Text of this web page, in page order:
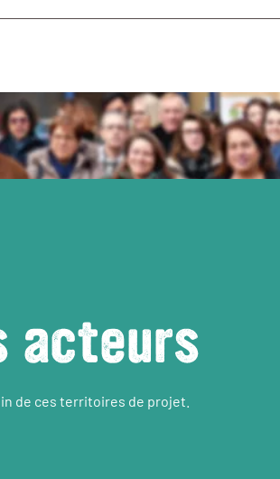
acteurs
de ces territoires de projet.